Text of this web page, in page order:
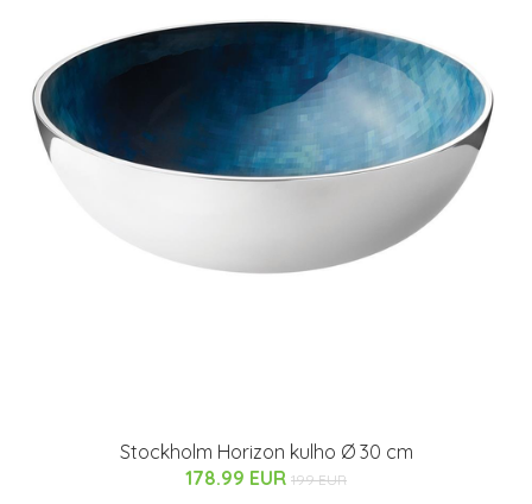
Stockholm Horizon kulho Ø 30 cm
178.99 EUR 199 EUR